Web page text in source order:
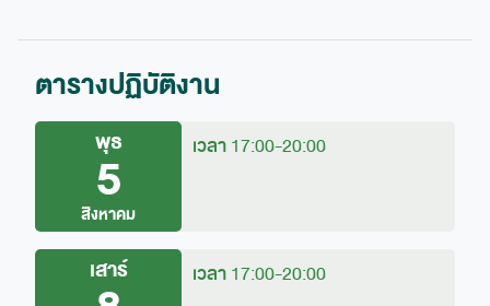
ตารางปฏิบัติงาน
พุธ
5
สิงหาคม
เวลา17:00-20:00
เสาร์ เวลา17:00-20:00